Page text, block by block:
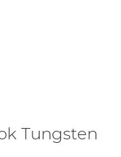
Tungsten